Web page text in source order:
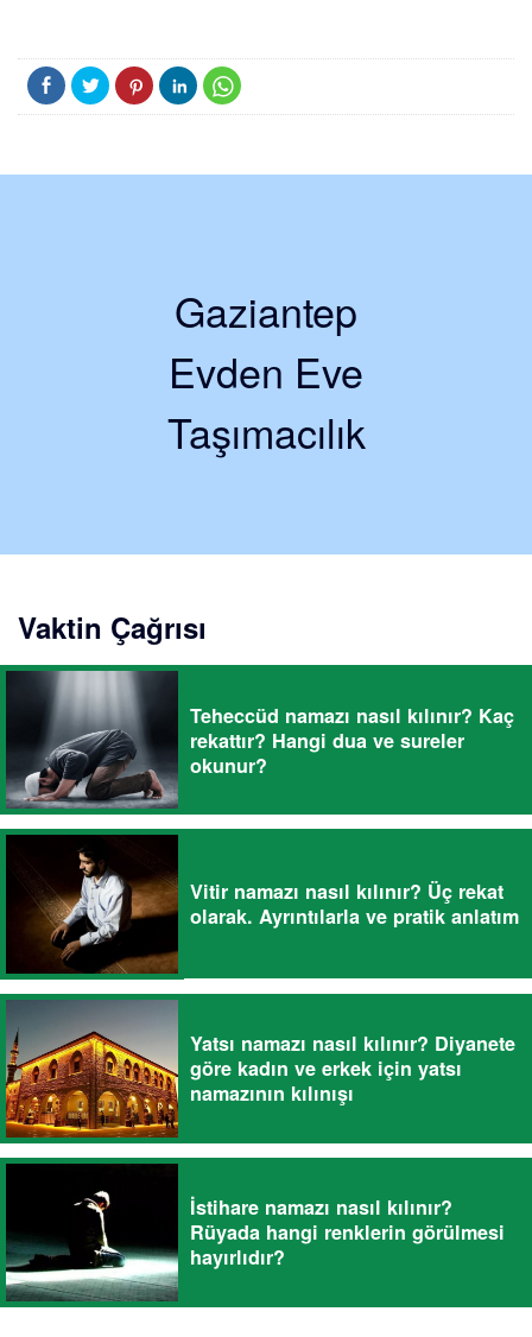
Gaziantep
Evden Eve
Taşımacılık
Vaktin Çağrısı
Teheccüd namazı nasıl kılınır? Kaç
rekattır? Hangi dua ve sureler
okunur?
Vitir namazı nasıl kılınır? Üç rekat
olarak. Ayrıntılarla ve pratik anlatım
Yatsı namazı nasıl kılınır? Diyanete
göre kadın ve erkek için yatsı
namazının kılınışı
İstihare namazı nasıl kılınır?
Rüyada hangi renklerin görülmesi
hayırlıdır?